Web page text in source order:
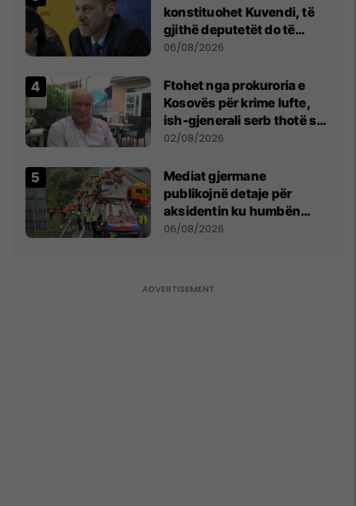
konstituohet Kuvendi, të
gjithë deputetët do të
bëjnë shkelje të rëndë
06/08/2026
Ftohet nga prokuroria e
Kosovës për krime lufte,
ish-gjenerali serb thotë se
dikush e tradhtoi në
02/08/2026
Mediat gjermane
publikojnë detaje për
aksidentin ku humbën
jetën tre mërgimtarë nga
06/08/2026